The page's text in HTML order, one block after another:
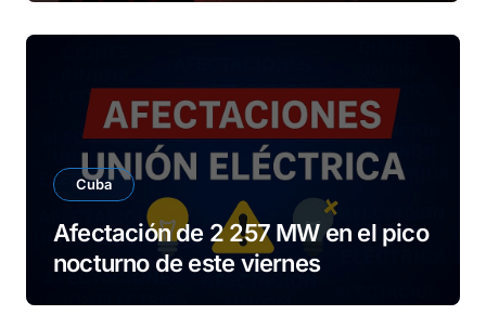
Cuba
Afectación de 2 257 MW en el pico
nocturno de este viernes